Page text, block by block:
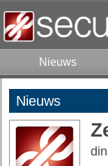
Nieuws
Nieuws